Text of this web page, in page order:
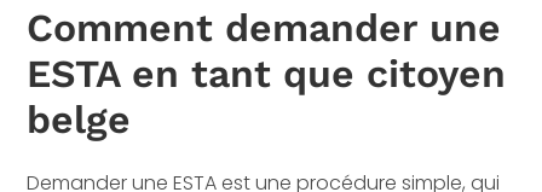
Comment demander une
ESTA en tant que citoyen
belge
Demander une ESTA est une procédure simple, qui